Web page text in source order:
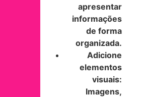
apresentar
informações
de forma
organizada.
Adicione
elementos
visuais:
Imagens,